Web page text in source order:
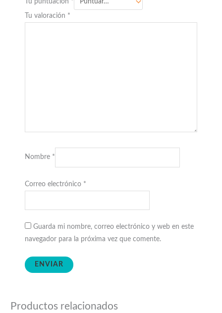
Tu puntuación *
Tu valoración *
Nombre *
Correo electrónico *
Guarda mi nombre, correo electrónico y web en este
navegador para la próxima vez que comente.
Productos relacionados